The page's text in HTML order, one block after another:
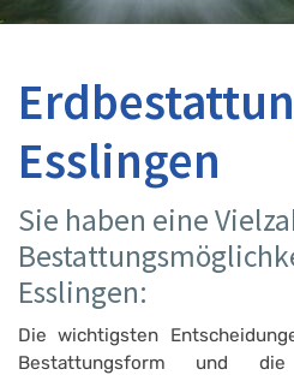
Esslingen
Sie haben eine
Esslingen:
Die wichtigsten
Bestattungsform und